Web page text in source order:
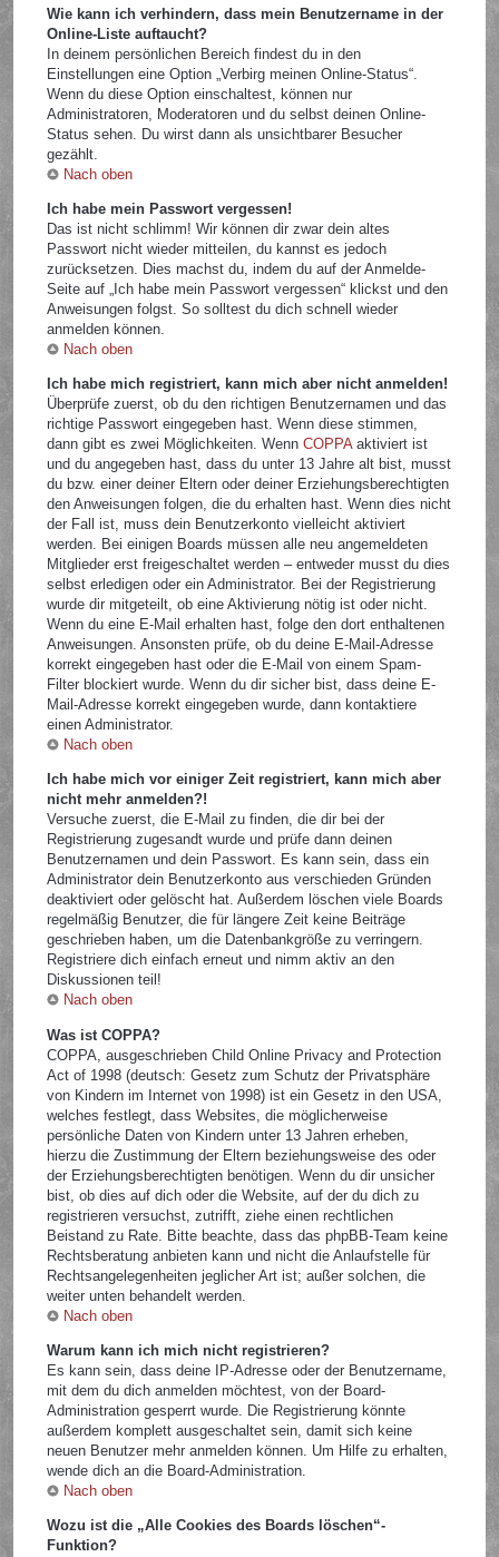
Wie kann ich verhindern, dass mein Benutzername in der
Online-Liste auftaucht?
In deinem persönlichen Bereich findest du in den
Einstellungen eine Option „Verbirg meinen Online-Status“.
Wenn du diese Option einschaltest, können nur
Administratoren, Moderatoren und du selbst deinen Online-
Status sehen. Du wirst dann als unsichtbarer Besucher
gezählt.
Nach oben
Ich habe mein Passwort vergessen!
Das ist nicht schlimm! Wir können dir zwar dein altes
Passwort nicht wieder mitteilen, du kannst es jedoch
zurücksetzen. Dies machst du, indem du auf der Anmelde-
Seite auf „Ich habe mein Passwort vergessen“ klickst und den
Anweisungen folgst. So solltest du dich schnell wieder
anmelden können.
Nach oben
Ich habe mich registriert, kann mich aber nicht anmelden!
Überprüfe zuerst, ob du den richtigen Benutzernamen und das
richtige Passwort eingegeben hast. Wenn diese stimmen,
dann gibt es zwei Möglichkeiten. WennCOPPAaktiviert ist
und du angegeben hast, dass du unter 13 Jahre alt bist, musst
du bzw. einer deiner Eltern oder deiner Erziehungsberechtigten
den Anweisungen folgen, die du erhalten hast. Wenn dies nicht
der Fall ist, muss dein Benutzerkonto vielleicht aktiviert
werden. Bei einigen Boards müssen alle neu angemeldeten
Mitglieder erst freigeschaltet werden – entweder musst du dies
selbst erledigen oder ein Administrator. Bei der Registrierung
wurde dir mitgeteilt, ob eine Aktivierung nötig ist oder nicht.
Wenn du eine E-Mail erhalten hast, folge den dort enthaltenen
Anweisungen. Ansonsten prüfe, ob du deine E-Mail-Adresse
korrekt eingegeben hast oder die E-Mail von einem Spam-
Filter blockiert wurde. Wenn du dir sicher bist, dass deine E-
Mail-Adresse korrekt eingegeben wurde, dann kontaktiere
einen Administrator.
Nach oben
Ich habe mich vor einiger Zeit registriert, kann mich aber
nicht mehr anmelden?!
Versuche zuerst, die E-Mail zu finden, die dir bei der
Registrierung zugesandt wurde und prüfe dann deinen
Benutzernamen und dein Passwort. Es kann sein, dass ein
Administrator dein Benutzerkonto aus verschieden Gründen
deaktiviert oder gelöscht hat. Außerdem löschen viele Boards
regelmäßig Benutzer, die für längere Zeit keine Beiträge
geschrieben haben, um die Datenbankgröße zu verringern.
Registriere dich einfach erneut und nimm aktiv an den
Diskussionen teil!
Nach oben
Was ist COPPA?
COPPA, ausgeschrieben Child Online Privacy and Protection
Act of 1998 (deutsch: Gesetz zum Schutz der Privatsphäre
von Kindern im Internet von 1998) ist ein Gesetz in den USA,
welches festlegt, dass Websites, die möglicherweise
persönliche Daten von Kindern unter 13 Jahren erheben,
hierzu die Zustimmung der Eltern beziehungsweise des oder
der Erziehungsberechtigten benötigen. Wenn du dir unsicher
bist, ob dies auf dich oder die Website, auf der du dich zu
registrieren versuchst, zutrifft, ziehe einen rechtlichen
Beistand zu Rate. Bitte beachte, dass das phpBB-Team keine
Rechtsberatung anbieten kann und nicht die Anlaufstelle für
Rechtsangelegenheiten jeglicher Art ist; außer solchen, die
weiter unten behandelt werden.
Nach oben
Warum kann ich mich nicht registrieren?
Es kann sein, dass deine IP-Adresse oder der Benutzername,
mit dem du dich anmelden möchtest, von der Board-
Administration gesperrt wurde. Die Registrierung könnte
außerdem komplett ausgeschaltet sein, damit sich keine
neuen Benutzer mehr anmelden können. Um Hilfe zu erhalten,
wende dich an die Board-Administration.
Nach oben
Wozu ist die „Alle Cookies des Boards löschen“-
Funktion?